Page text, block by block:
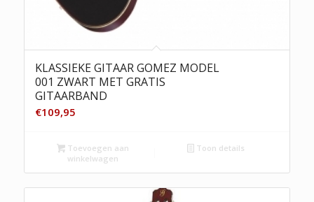
KLASSIEKE GITAAR GOMEZ MODEL
001 ZWART MET GRATIS
GITAARBAND
€109,95
Toevoegen aan
winkelwagen
Toon details